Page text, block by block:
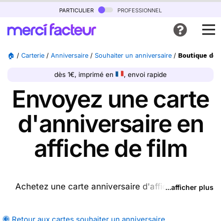
particulier professionnel
🏠 / Carterie / Anniversaire / Souhaiter un anniversaire / Boutique de
dès 1€, imprimé en , envoi rapide
Envoyez une carte
d'anniversaire en
affiche de film
Achetez une carte anniversaire d'affiche de film
...afficher plus